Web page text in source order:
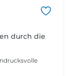
durch die